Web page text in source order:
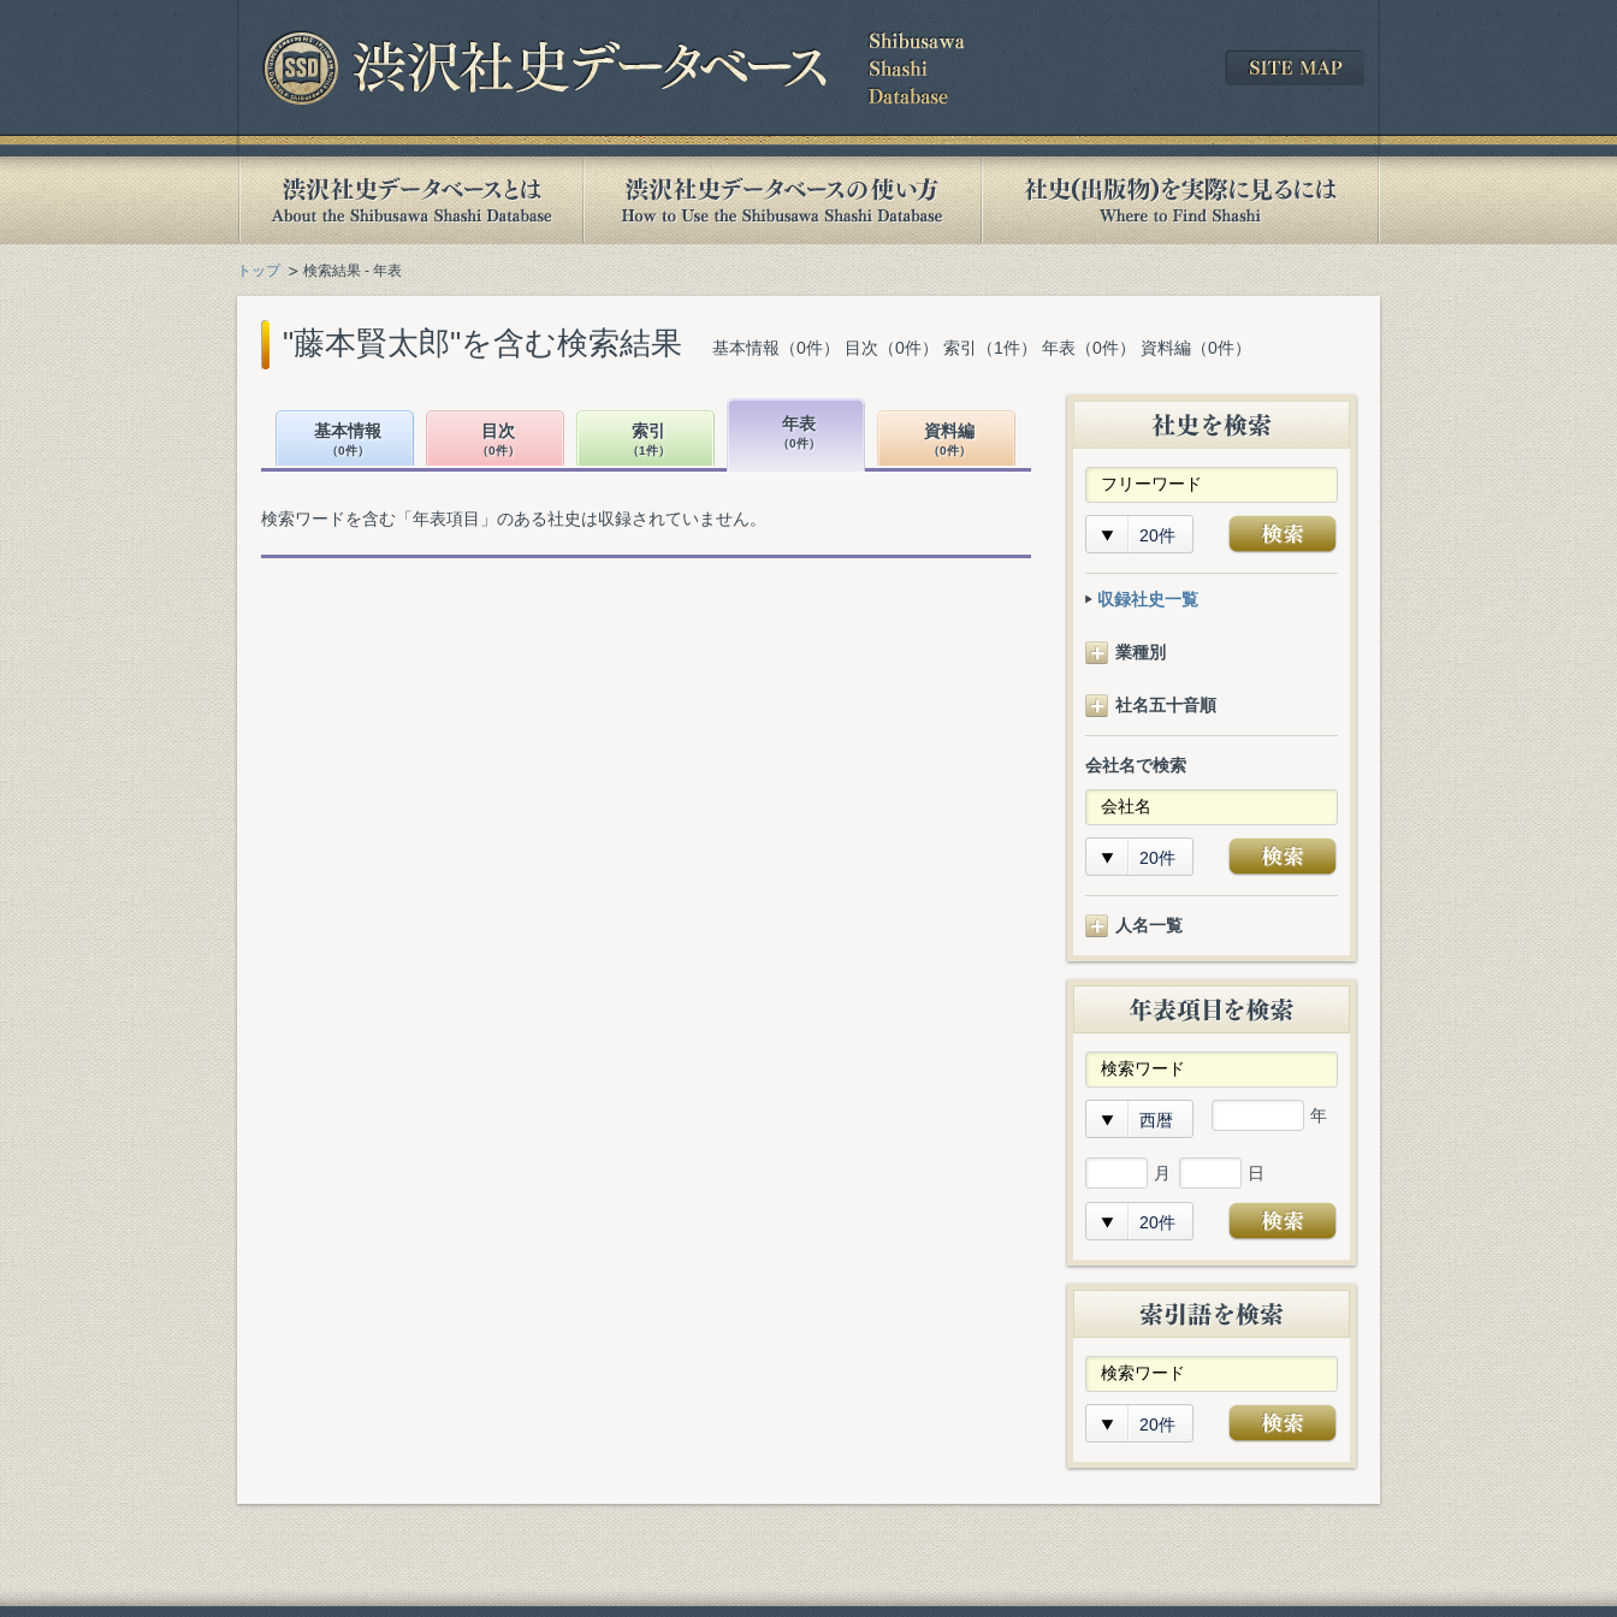
トップ 検索結果 - 年表
"藤本賢太郎"を含む検索結果 基本情報（0件） 目次（0件） 索引（1件） 年表（0件） 資料編（0件）
基本情報
（0件）
目次
（0件）
索引
（1件）
年表
（0件）
資料編
（0件）
検索ワードを含む「年表項目」のある社史は収録されていません。
20件
収録社史一覧
業種別
社名五十音順
会社名で検索
20件
人名一覧
西暦 年
月 日
20件
20件